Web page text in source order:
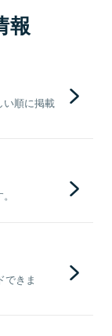
報
い順に掲載
できま